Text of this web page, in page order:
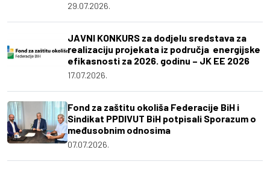
29.07.2026.
JAVNI KONKURS za dodjelu sredstava za
realizaciju projekata iz područja energijske
efikasnosti za 2026. godinu – JK EE 2026
17.07.2026.
Fond za zaštitu okoliša Federacije BiH i
Sindikat PPDIVUT BiH potpisali Sporazum o
međusobnim odnosima
07.07.2026.